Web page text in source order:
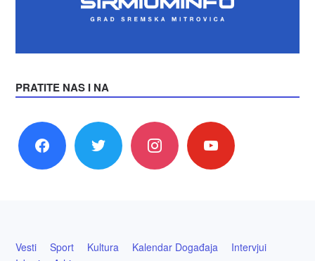
PRATITE NAS I NA
facebook twitter instagram youtube
Vesti Sport Kultura Kalendar Događaja
Intervjui